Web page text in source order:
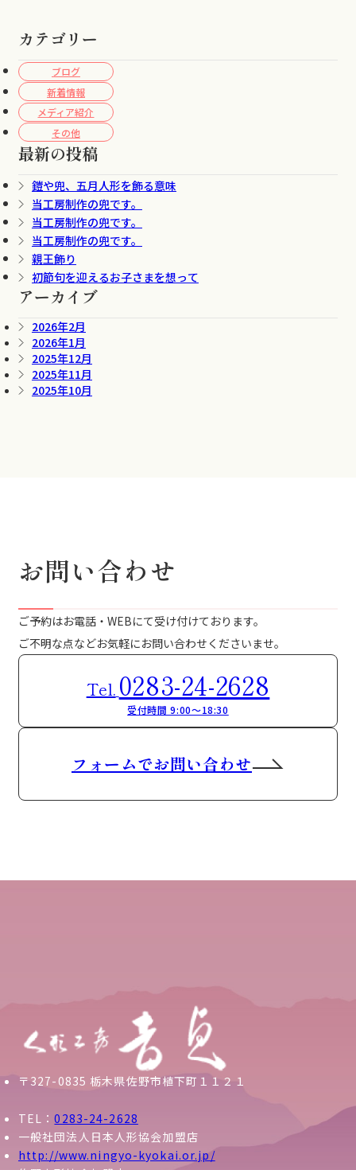
カテゴリー
ブログ
新着情報
メディア紹介
その他
最新の投稿
鎧や兜、五月人形を飾る意味
当工房制作の兜です。
当工房制作の兜です。
当工房制作の兜です。
親王飾り
初節句を迎えるお子さまを想って
アーカイブ
2026年2月
2026年1月
2025年12月
2025年11月
2025年10月
お問い合わせ
ご予約はお電話・WEBにて受け付けております。
ご不明な点などお気軽にお問い合わせくださいませ。
Tel. 0283-24-2628
受付時間 9:00～18:30
フォームでお問い合わせ
〒327-0835 栃木県佐野市植下町１１２１
TEL：0283-24-2628
一般社団法人日本人形協会加盟店
http://www.ningyo-kyokai.or.jp/